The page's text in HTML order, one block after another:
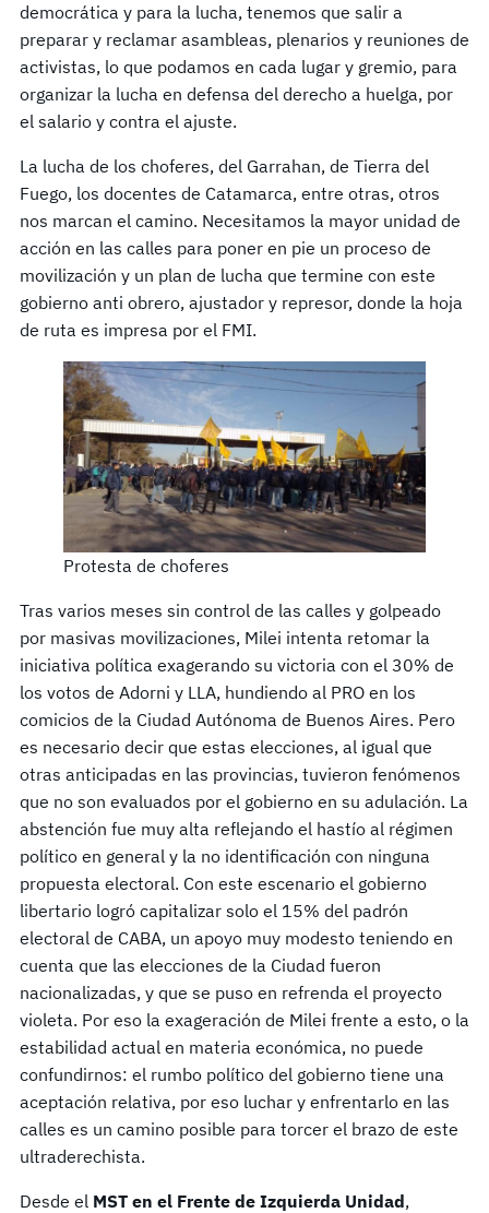
democrática y para la lucha, tenemos que salir a
preparar y reclamar asambleas, plenarios y reuniones de
activistas, lo que podamos en cada lugar y gremio, para
organizar la lucha en defensa del derecho a huelga, por
el salario y contra el ajuste.
La lucha de los choferes, del Garrahan, de Tierra del
Fuego, los docentes de Catamarca, entre otras, otros
nos marcan el camino. Necesitamos la mayor unidad de
acción en las calles para poner en pie un proceso de
movilización y un plan de lucha que termine con este
gobierno anti obrero, ajustador y represor, donde la hoja
de ruta es impresa por el FMI.
Protesta de choferes
Tras varios meses sin control de las calles y golpeado
por masivas movilizaciones, Milei intenta retomar la
iniciativa política exagerando su victoria con el 30% de
los votos de Adorni y LLA, hundiendo al PRO en los
comicios de la Ciudad Autónoma de Buenos Aires. Pero
es necesario decir que estas elecciones, al igual que
otras anticipadas en las provincias, tuvieron fenómenos
que no son evaluados por el gobierno en su adulación. La
abstención fue muy alta reflejando el hastío al régimen
político en general y la no identificación con ninguna
propuesta electoral. Con este escenario el gobierno
libertario logró capitalizar solo el 15% del padrón
electoral de CABA, un apoyo muy modesto teniendo en
cuenta que las elecciones de la Ciudad fueron
nacionalizadas, y que se puso en refrenda el proyecto
violeta. Por eso la exageración de Milei frente a esto, o la
estabilidad actual en materia económica, no puede
confundirnos: el rumbo político del gobierno tiene una
aceptación relativa, por eso luchar y enfrentarlo en las
calles es un camino posible para torcer el brazo de este
ultraderechista.
Desde el MST en el Frente de Izquierda Unidad,